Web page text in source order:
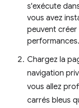
s'exécute
vous avez
peuvent créer
performances.
Chargez la
navigation
vous allez
carrés bleus